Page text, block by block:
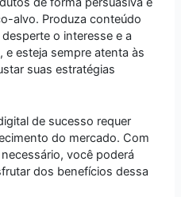
alvo. Produza conteúdo
o interesse e a
esteja sempre atenta às
suas estratégias
de sucesso requer
do mercado. Com
você poderá
dos benefícios dessa